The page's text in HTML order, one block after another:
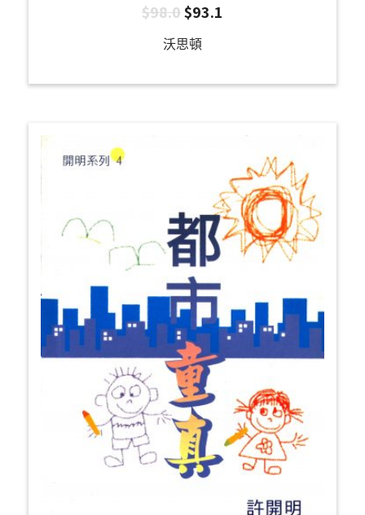
$98.0$93.1
沃思頓